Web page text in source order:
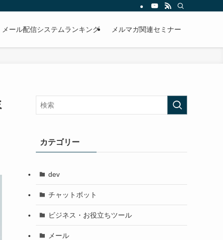
メール配信システムランキング メルマガ関連セミナー
カテゴリー
dev
チャットボット
ビジネス・お役立ちツール
メール